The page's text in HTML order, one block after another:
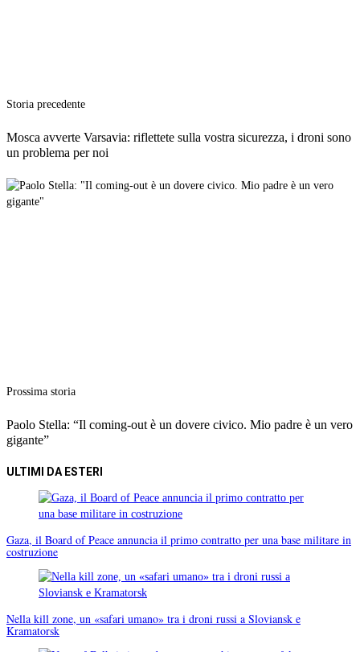
Storia precedente
Mosca avverte Varsavia: riflettete sulla vostra sicurezza, i droni sono
un problema per noi
Prossima storia
Paolo Stella: “Il coming-out è un dovere civico. Mio padre è un vero
gigante”
ULTIMI DA ESTERI
Gaza, il Board of Peace annuncia il primo contratto per una base militare in
costruzione
Nella kill zone, un «safari umano» tra i droni russi a Sloviansk e
Kramatorsk